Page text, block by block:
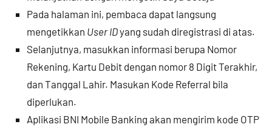
Pada halaman ini, pembaca dapat langsung
mengetikkan User IDyang sudah diregistrasi di atas.
Selanjutnya, masukkan informasi berupa Nomor
Rekening, Kartu Debit dengan nomor 8 Digit Terakhir,
dan Tanggal Lahir. Masukan Kode Referral bila
diperlukan.
Aplikasi BNI Mobile Banking akan mengirim kode OTP